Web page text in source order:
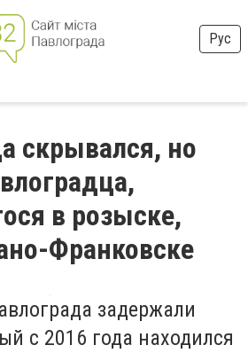
Рус
скрывался, но
в розыске,
Франковске
задержали
с 2016 года находился